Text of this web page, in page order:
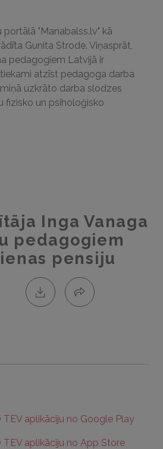
portālā "Manabalss.lv" kā
Gunita Strode. Viņasprāt,
pedagogiem Latvijā ir
atzīst pedagoga darba
uzkrāto darba slodzes
fizisko un psiholoģisko
Inga Vanaga
pedagogiem
pensiju
aplikāciju no Google Play
aplikāciju no App Store